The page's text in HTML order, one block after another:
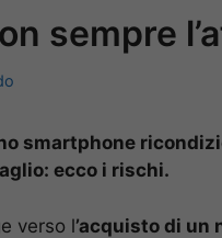
sempre
smartphone
ecco i rischi.
verso l’acquisto di un